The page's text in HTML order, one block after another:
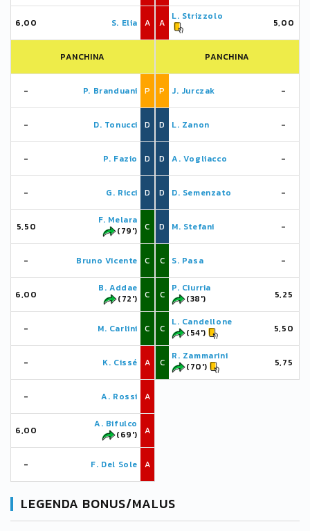
6,00 S. Elia A
PANCHINA
- P. Branduani P
- D. Tonucci D
- P. Fazio D
- G. Ricci D
5,50
F. Melara
(79')
C
- Bruno Vicente C
6,00
B. Addae
(72')
C
- M. Carlini C
- K. Cissé A
- A. Rossi A
6,00
A. Bifulco
(69')
A
- F. Del Sole A
A
L. Strizzolo
5,00
PANCHINA
P J. Jurczak -
D L. Zanon -
D A. Vogliacco -
D D. Semenzato -
D M. Stefani -
C S. Pasa -
C
P. Ciurria
(38')
5,25
C
L. Candellone
(54')
5,50
C
R. Zammarini
(70')
5,75
LEGENDA BONUS/MALUS